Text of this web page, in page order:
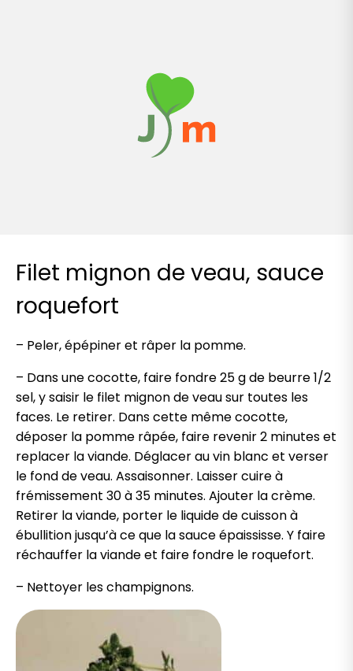
Filet mignon de veau, sauce
roquefort
– Peler, épépiner et râper la pomme.
– Dans une cocotte, faire fondre 25 g de beurre 1/2
sel, y saisir le filet mignon de veau sur toutes les
faces. Le retirer. Dans cette même cocotte,
déposer la pomme râpée, faire revenir 2 minutes et
replacer la viande. Déglacer au vin blanc et verser
le fond de veau. Assaisonner. Laisser cuire à
frémissement 30 à 35 minutes. Ajouter la crème.
Retirer la viande, porter le liquide de cuisson à
ébullition jusqu’à ce que la sauce épaississe. Y faire
réchauffer la viande et faire fondre le roquefort.
– Nettoyer les champignons.